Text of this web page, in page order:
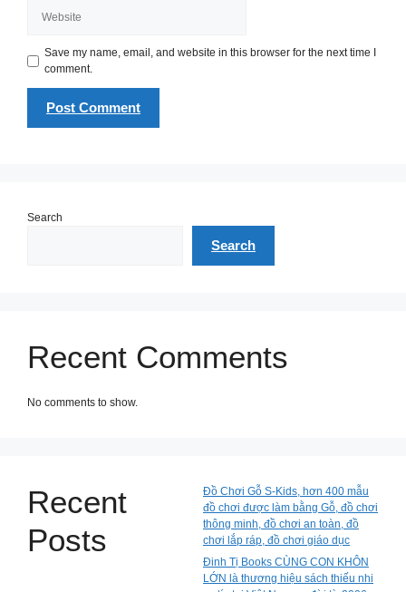
Save my name, email, and website in this browser for the next time I
comment.
Search
Search
Recent Comments
No comments to show.
Recent
Posts
Đồ Chơi Gỗ S-Kids, hơn 400 mẫu
đồ chơi được làm bằng Gỗ, đồ chơi
thông minh, đồ chơi an toàn, đồ
chơi lắp ráp, đồ chơi giáo dục
Đinh Tị Books CÙNG CON KHÔN
LỚN là thương hiệu sách thiếu nhi